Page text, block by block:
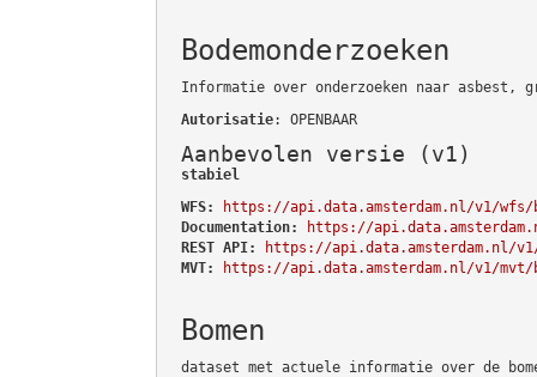
Bodemonderzoeken
Informatie over onderzoeken naar asbest,
Autorisatie: OPENBAAR
Aanbevolen versie (v1)
stabiel
WFS:
https://api.data.amsterdam.nl/v1/wfs/
Documentation:
https://
REST API:
https://api.data.amsterdam.nl/v1/
MVT:
https://api.data.amsterdam.nl/v1/mvt/
Bomen
dataset met actuele informatie over de